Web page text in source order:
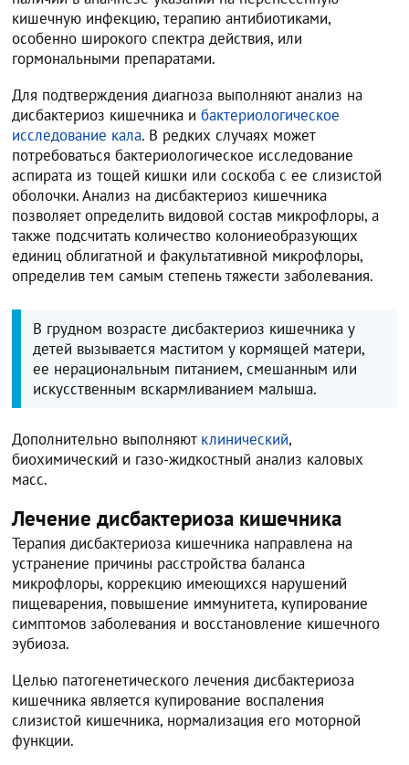
кишечную инфекцию, терапию антибиотиками,
особенно широкого спектра действия, или
гормональными препаратами.
Для подтверждения диагноза выполняют анализ на
дисбактериоз кишечника ибактериологическое
исследование кала. В редких случаях может
потребоваться бактериологическое исследование
аспирата из тощей кишки или соскоба с ее слизистой
оболочки. Анализ на дисбактериоз кишечника
позволяет определить видовой состав микрофлоры, а
также подсчитать количество колониеобразующих
единиц облигатной и факультативной микрофлоры,
определив тем самым степень тяжести заболевания.
В грудном возрасте дисбактериоз кишечника у
детей вызывается маститом у кормящей матери,
ее нерациональным питанием, смешанным или
искусственным вскармливанием малыша.
Дополнительно выполняют клинический,
биохимический и газо-жидкостный анализ каловых
масс.
Лечение дисбактериоза кишечника
Терапия дисбактериоза кишечника направлена на
устранение причины расстройства баланса
микрофлоры, коррекцию имеющихся нарушений
пищеварения, повышение иммунитета, купирование
симптомов заболевания и восстановление кишечного
эубиоза.
Целью патогенетического лечения дисбактериоза
кишечника является купирование воспаления
слизистой кишечника, нормализация его моторной
функции.